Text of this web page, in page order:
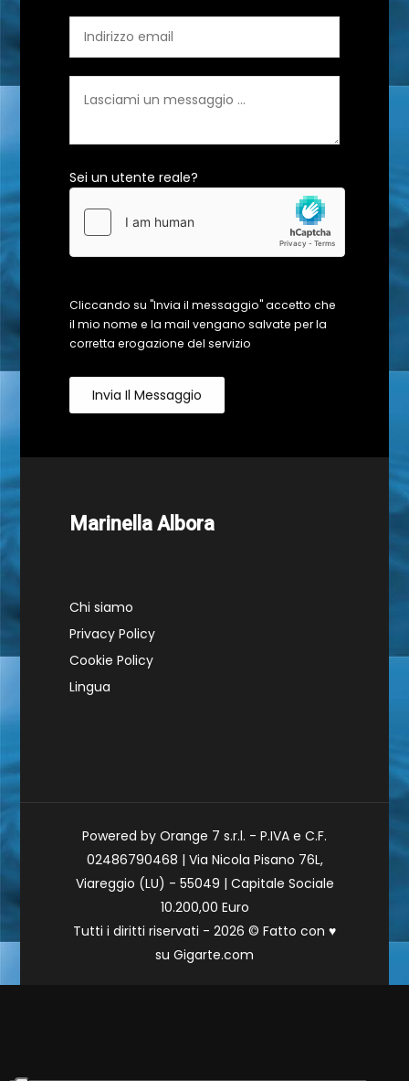
Sei un utente reale?
Cliccando su "Invia il messaggio" accetto che
il mio nome e la mail vengano salvate per la
corretta erogazione del servizio
Invia Il Messaggio
Marinella Albora
Chi siamo
Privacy Policy
Cookie Policy
Lingua
Powered by Orange 7 s.r.l. - P.IVA e C.F.
02486790468 | Via Nicola Pisano 76L,
Viareggio (LU) - 55049 | Capitale Sociale
10.200,00 Euro
Tutti i diritti riservati - 2026 © Fatto con ♥
su Gigarte.com